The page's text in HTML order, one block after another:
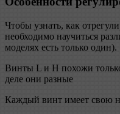
Чтобы узнать, как
необходимо научиться
моделях есть только один).
Винты L и H похожи
деле они разные
Каждый винт имеет свою